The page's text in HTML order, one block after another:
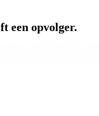
een opvolger.